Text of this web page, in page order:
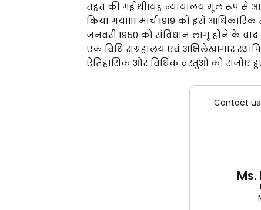
तहत की गई थी।यह न्यायालय मूल रूप से
किया गया।11 मार्च 1919 को इसे
जनवरी 1950 को संविधान लागू होने के बाद
एक विधि संग्रहालय एवं अभिलेखागार
ऐतिहासिक और विधिक वस्तुओं को संजोए
Contact